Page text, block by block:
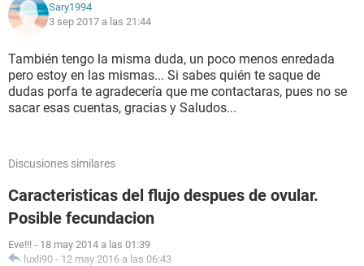
Sary1994
3 sep 2017 a las 21:44
También tengo la misma duda, un poco menos enredada
pero estoy en las mismas... Si sabes quién te saque de
dudas porfa te agradecería que me contactaras, pues no se
sacar esas cuentas, gracias y Saludos...
Discusiones similares
Caracteristicas del flujo despues de ovular.
Posible fecundacion
Eve!!! - 18 may 2014 a las 01:39
luxli90 - 12 may 2016 a las 06:43